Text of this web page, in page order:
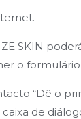
SKIN
o
“Dê o
de